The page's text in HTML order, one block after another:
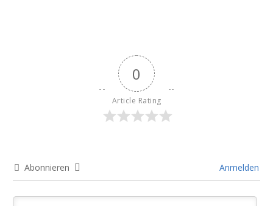
0
Article Rating
Abonnieren Anmelden